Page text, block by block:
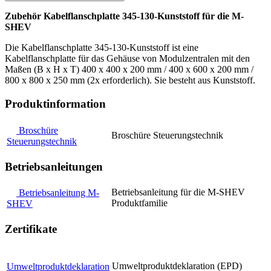
Zubehör Kabelflanschplatte 345-130-Kunststoff für die M-
SHEV
Die Kabelflanschplatte 345-130-Kunststoff ist eine
Kabelflanschplatte für das Gehäuse von Modulzentralen mit den
Maßen (B x H x T) 400 x 400 x 200 mm / 400 x 600 x 200 mm /
800 x 800 x 250 mm (2x erforderlich). Sie besteht aus Kunststoff.
Produktinformation
Broschüre
Steuerungstechnik
Broschüre Steuerungstechnik
Betriebsanleitungen
Betriebsanleitung M-
SHEV
Betriebsanleitung für die M-SHEV
Produktfamilie
Zertifikate
Umweltproduktdeklaration Umweltproduktdeklaration (EPD)